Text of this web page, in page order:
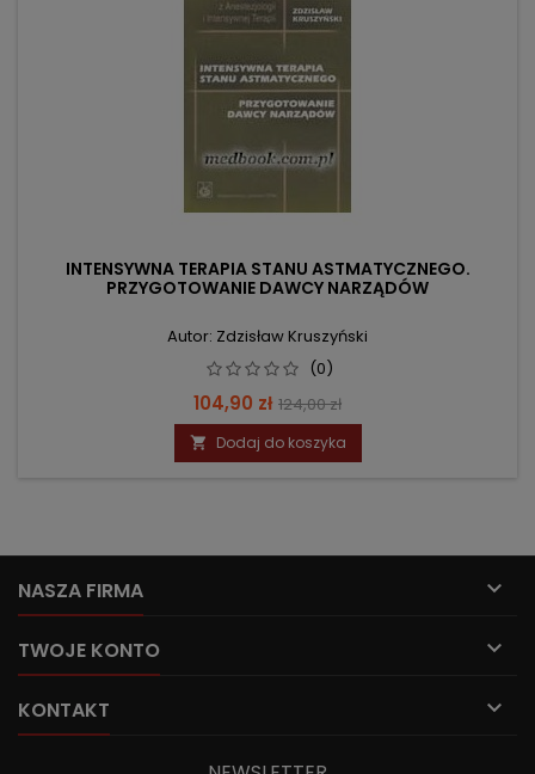
INTENSYWNA TERAPIA STANU ASTMATYCZNEGO.
PRZYGOTOWANIE DAWCY NARZĄDÓW
Autor: Zdzisław Kruszyński
(0)
Cena
104,90 zł Cena
podstawowa
124,00 zł
 Dodaj do koszyka
NASZA FIRMA 
TWOJE KONTO 
KONTAKT 